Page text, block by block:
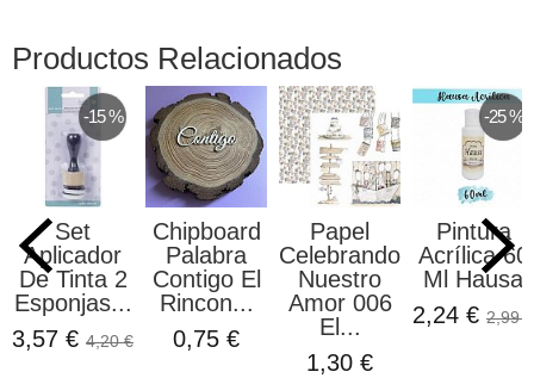
Productos Relacionados
-15 %
Set
Aplicador
De Tinta 2
Esponjas...
3,57 € 4,20 €
Chipboard
Palabra
Contigo El
Rincon...
0,75 €
Papel
Celebrando
Nuestro
Amor 006
El...
1,30 €
-25 %
Pintura
Acrílica 60
Ml Hausa
2,24 € 2,99 €